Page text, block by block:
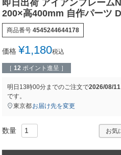
即日出荷 アイアンフレーム
200×高400mm 自作パーツ
商品番号 4545244644178
価格 ¥1,180税込
［ 12 ポイント進呈 ］
明日 13時00分までのご注文で2026/08/11
です。
東京都お届け先を変更
お気